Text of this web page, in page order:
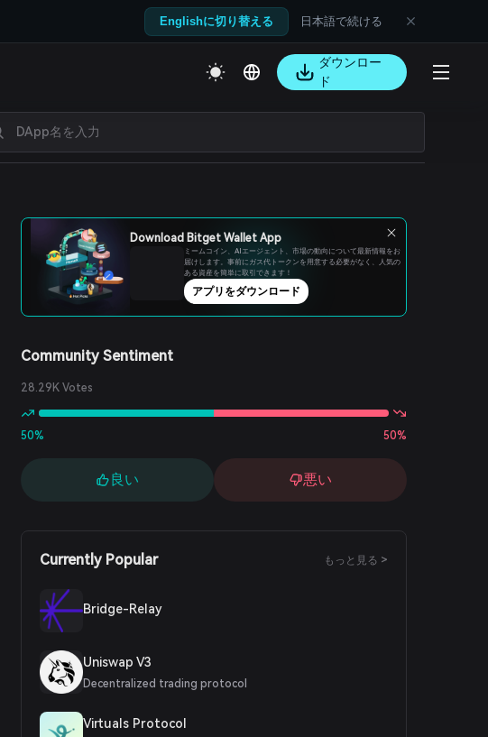
Englishに切り替える 日本語で続ける
ダウンロー
ド
Download Bitget Wallet App
ミームコイン、AIエージェント、市場の動向について最新情報をお
届けします。事前にガス代トークンを用意する必要がなく、人気の
ある資産を簡単に取引できます！
アプリをダウンロード
Community Sentiment
28.29K Votes
50% 50%
良い 悪い
Currently Popular もっと見る >
Bridge-Relay
Uniswap V3
Decentralized trading protocol
Virtuals Protocol